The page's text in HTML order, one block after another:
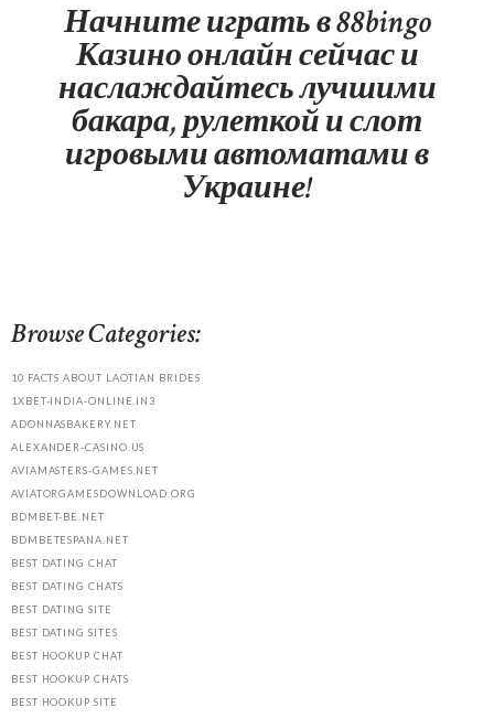
Начните играть в 88bingo
Казино онлайн сейчас и
наслаждайтесь лучшими
бакара, рулеткой и слот
игровыми автоматами в
Украине!
Browse Categories:
10 FACTS ABOUT LAOTIAN BRIDES
1XBET-INDIA-ONLINE.IN3
ADONNASBAKERY.NET
ALEXANDER-CASINO.US
AVIAMASTERS-GAMES.NET
AVIATORGAMESDOWNLOAD.ORG
BDMBET-BE.NET
BDMBETESPANA.NET
BEST DATING CHAT
BEST DATING CHATS
BEST DATING SITE
BEST DATING SITES
BEST HOOKUP CHAT
BEST HOOKUP CHATS
BEST HOOKUP SITE